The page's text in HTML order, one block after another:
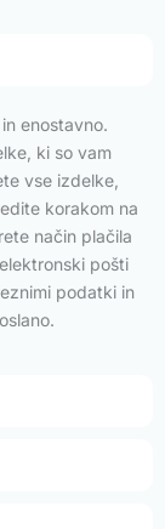
enostavno.
ki so vam
vse izdelke,
korakom na
način plačila
pošti
podatki in